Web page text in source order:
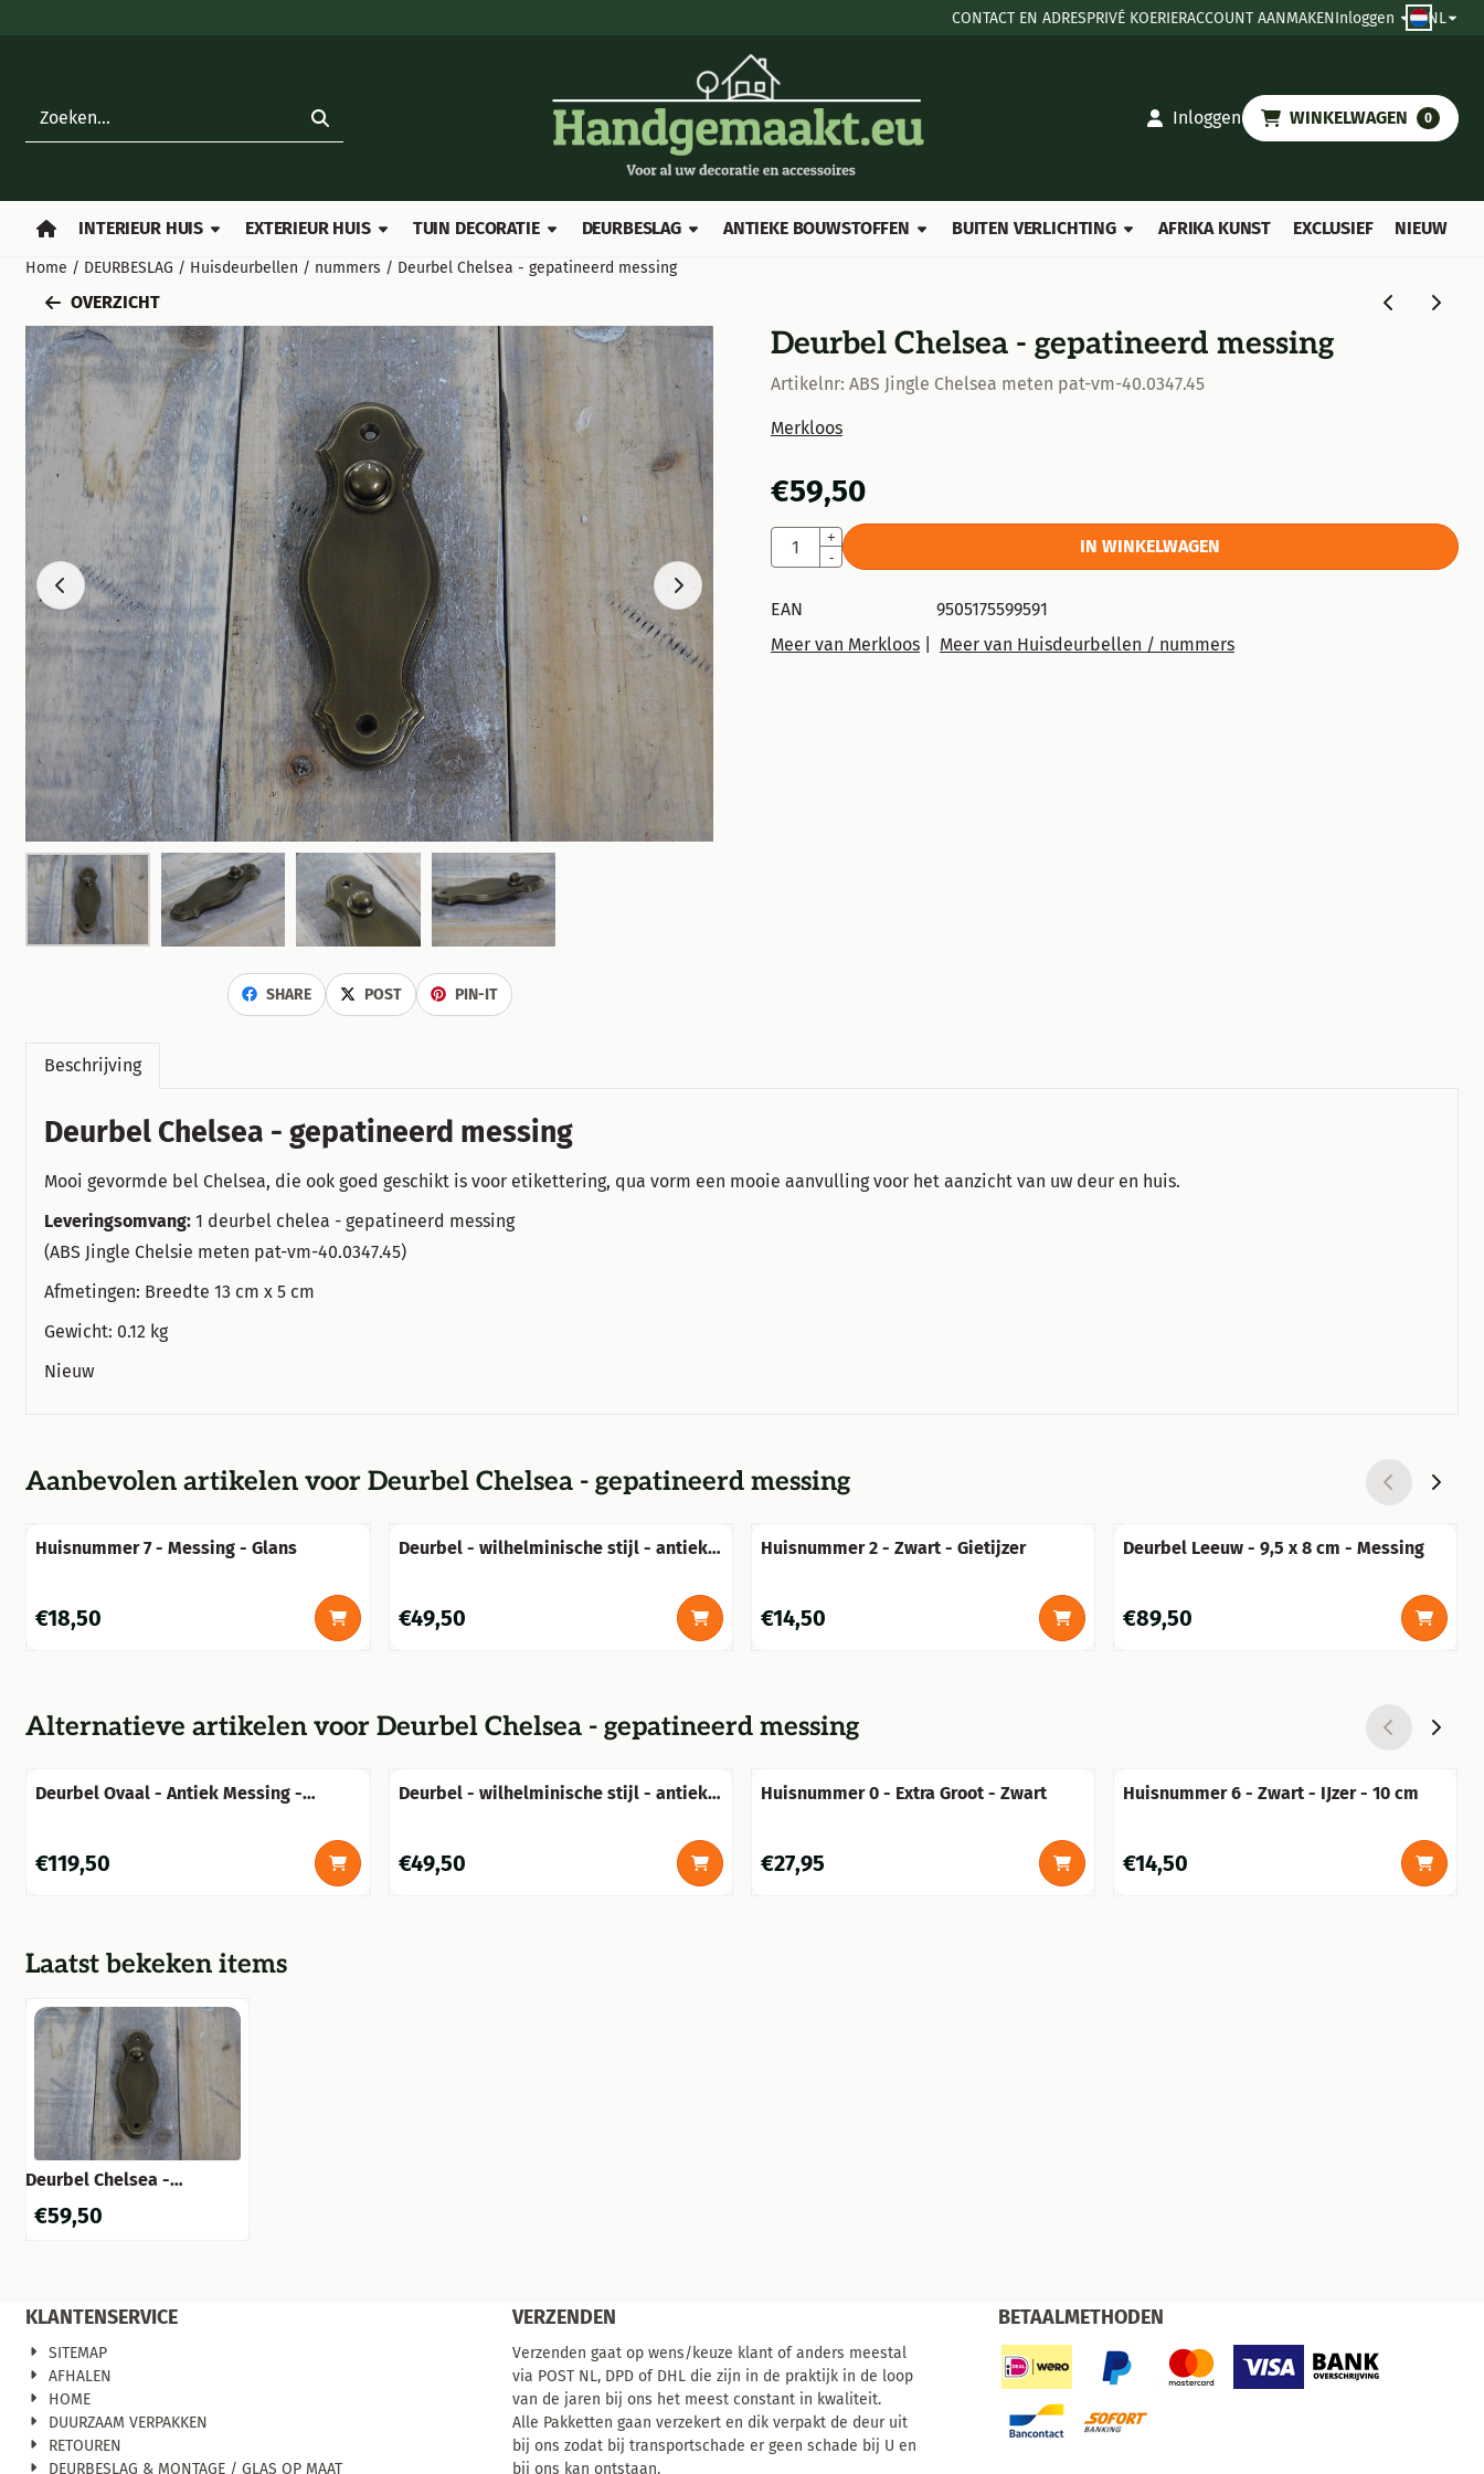
CONTACT EN ADRESPRIVÉ KOERIERACCOUNT AANMAKENInloggen NL
Zoeken
Inloggen WINKELWAGEN 0
INTERIEUR HUIS EXTERIEUR HUIS TUIN DECORATIE DEURBESLAG ANTIEKE BOUWSTOFFEN BUITEN VERLICHTING AFRIKA KUNST EXCLUSIEF NIEUW
Home / DEURBESLAG / Huisdeurbellen / nummers / Deurbel Chelsea - gepatineerd messing
OVERZICHT
SHARE POST PIN-IT
Deurbel Chelsea - gepatineerd messing
Artikelnr: ABS Jingle Chelsea meten pat-vm-40.0347.45
Merkloos
€59,50
Aantal
+
-
IN WINKELWAGEN
EAN
9505175599591
Meer van Merkloos| Meer van Huisdeurbellen / nummers
Beschrijving
Deurbel Chelsea - gepatineerd messing
Mooi gevormde bel Chelsea, die ook goed geschikt is voor etikettering, qua vorm een mooie aanvulling voor het aanzicht van uw deur en huis.
Leveringsomvang: 1 deurbel chelea - gepatineerd messing
(ABS Jingle Chelsie meten pat-vm-40.0347.45)
Afmetingen: Breedte 13 cm x 5 cm
Gewicht: 0.12 kg
Nieuw
Aanbevolen artikelen voorDeurbel Chelsea - gepatineerd messing
Huisnummer 7 - Messing - Glans
Prijs: 18,50
€18,50
Deurbel - wilhelminische stijl - antiek
Prijs: 49,50
€49,50
Huisnummer 2 - Zwart - Gietijzer
Prijs: 14,50
€14,50
Deurbel Leeuw - 9,5 x 8 cm - Messing
Prijs: 89,50
€89,50
Alternatieve artikelen voorDeurbel Chelsea - gepatineerd messing
Deurbel Ovaal - Antiek Messing -
Prijs: 119,50
€119,50
Deurbel - wilhelminische stijl - antiek
Prijs: 49,50
€49,50
Huisnummer 0 - Extra Groot - Zwart
Prijs: 27,95
€27,95
Huisnummer 6 - Zwart - IJzer - 10 cm
Prijs: 14,50
€14,50
Laatst bekeken items
Deurbel Chelsea -
€59,50
KLANTENSERVICE
SITEMAP
AFHALEN
HOME
DUURZAAM VERPAKKEN
RETOUREN
DEURBESLAG & MONTAGE / GLAS OP MAAT
VERZENDEN
Verzenden gaat op wens/keuze klant of anders meestal
via POST NL, DPD of DHL die zijn in de praktijk in de loop
van de jaren bij ons het meest constant in kwaliteit.
Alle Pakketten gaan verzekert en dik verpakt de deur uit
bij ons zodat bij transportschade er geen schade bij U en
bij ons kan ontstaan.
BETAALMETHODEN